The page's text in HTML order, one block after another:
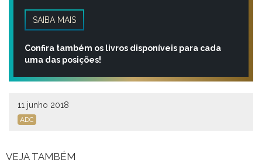
SAIBA MAIS
Confira também os livros disponíveis para cada
uma das posições!
11 junho 2018
ADC
VEJA TAMBÉM